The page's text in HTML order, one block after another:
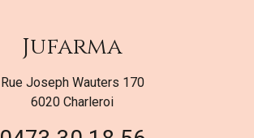
Jufarma
Rue Joseph Wauters 170
6020 Charleroi